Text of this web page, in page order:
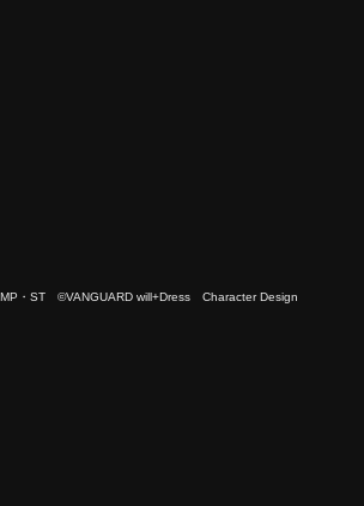
・ST ©VANGUARD will+Dress Character Design